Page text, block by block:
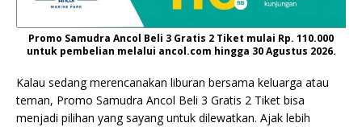
Promo Samudra Ancol Beli 3 Gratis 2 Tiket mulai Rp. 110.000
untuk pembelian melalui ancol.com hingga 30 Agustus 2026.
Kalau sedang merencanakan liburan bersama keluarga atau
teman, Promo Samudra Ancol Beli 3 Gratis 2 Tiket bisa
menjadi pilihan yang sayang untuk dilewatkan. Ajak lebih